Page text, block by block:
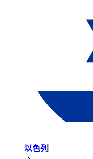
以色列​​